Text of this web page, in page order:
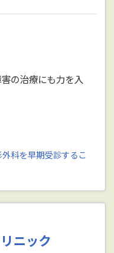
の治療にも力を入
科を早期受診するこ
ニック